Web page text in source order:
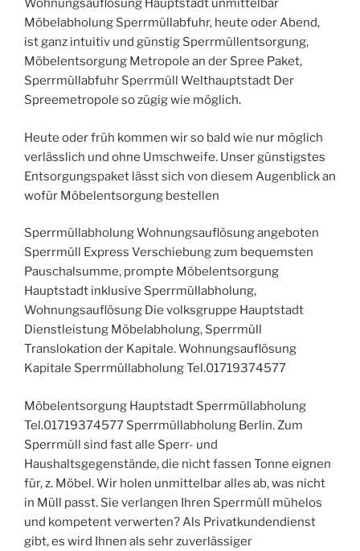
Wohnungsauflösung Hauptstadt unmittelbar
Möbelabholung Sperrmüllabfuhr, heute oder Abend,
ist ganz intuitiv und günstig Sperrmüllentsorgung,
Möbelentsorgung Metropole an der Spree Paket,
Sperrmüllabfuhr Sperrmüll Welthauptstadt Der
Spreemetropole so zügig wie möglich.
Heute oder früh kommen wir so bald wie nur möglich
verlässlich und ohne Umschweife. Unser günstigstes
Entsorgungspaket lässt sich von diesem Augenblick an
wofür Möbelentsorgung bestellen
Sperrmüllabholung Wohnungsauflösung angeboten
Sperrmüll Express Verschiebung zum bequemsten
Pauschalsumme, prompte Möbelentsorgung
Hauptstadt inklusive Sperrmüllabholung,
Wohnungsauflösung Die volksgruppe Hauptstadt
Dienstleistung Möbelabholung, Sperrmüll
Translokation der Kapitale. Wohnungsauflösung
Kapitale Sperrmüllabholung Tel.01719374577
Möbelentsorgung Hauptstadt Sperrmüllabholung
Tel.01719374577 Sperrmüllabholung Berlin. Zum
Sperrmüll sind fast alle Sperr- und
Haushaltsgegenstände, die nicht fassen Tonne eignen
für, z. Möbel. Wir holen unmittelbar alles ab, was nicht
in Müll passt. Sie verlangen Ihren Sperrmüll mühelos
und kompetent verwerten? Als Privatkundendienst
gibt, es wird Ihnen als sehr zuverlässiger